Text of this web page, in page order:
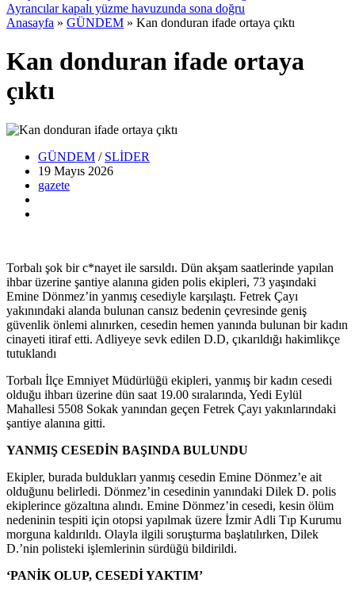
Ayrancılar kapalı yüzme havuzunda sona doğru
Anasayfa » GÜNDEM » Kan donduran ifade ortaya çıktı
Kan donduran ifade ortaya
çıktı
GÜNDEM / SLİDER
19 Mayıs 2026
gazete
Torbalı şok bir c*nayet ile sarsıldı. Dün akşam saatlerinde yapılan
ihbar üzerine şantiye alanına giden polis ekipleri, 73 yaşındaki
Emine Dönmez’in yanmış cesediyle karşılaştı. Fetrek Çayı
yakınındaki alanda bulunan cansız bedenin çevresinde geniş
güvenlik önlemi alınırken, cesedin hemen yanında bulunan bir kadın
cinayeti itiraf etti. Adliyeye sevk edilen D.D, çıkarıldığı hakimlikçe
tutuklandı
Torbalı İlçe Emniyet Müdürlüğü ekipleri, yanmış bir kadın cesedi
olduğu ihbarı üzerine dün saat 19.00 sıralarında, Yedi Eylül
Mahallesi 5508 Sokak yanından geçen Fetrek Çayı yakınlarındaki
şantiye alanına gitti.
YANMIŞ CESEDİN BAŞINDA BULUNDU
Ekipler, burada buldukları yanmış cesedin Emine Dönmez’e ait
olduğunu belirledi. Dönmez’in cesedinin yanındaki Dilek D. polis
ekiplerince gözaltına alındı. Emine Dönmez’in cesedi, kesin ölüm
nedeninin tespiti için otopsi yapılmak üzere İzmir Adli Tıp Kurumu
morguna kaldırıldı. Olayla ilgili soruşturma başlatılırken, Dilek
D.’nin polisteki işlemlerinin sürdüğü bildirildi.
‘PANİK OLUP, CESEDİ YAKTIM’